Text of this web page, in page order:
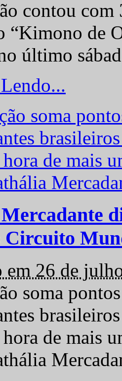
contou com
“Kimono de
último
Circuito
em 26 de
soma
de mais